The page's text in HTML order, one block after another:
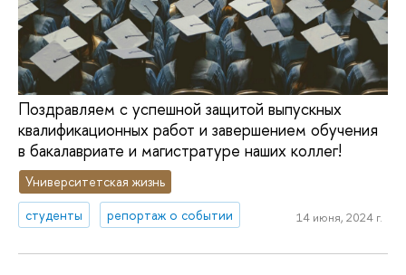
Поздравляем с успешной защитой выпускных
квалификационных работ и завершением обучения
в бакалавриате и магистратуре наших коллег!
Университетская жизнь
студенты
репортаж о событии 14 июня, 2024 г.